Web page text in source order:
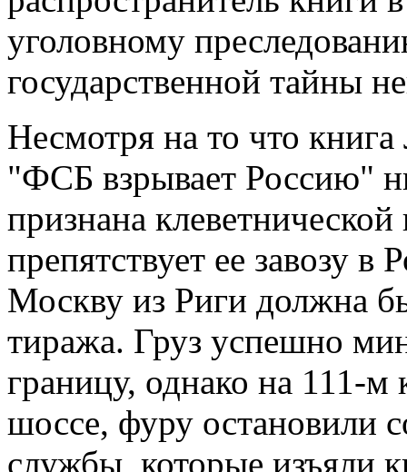
уголовному
государственной тайны
Несмотря на то что
"ФСБ взрывает Россию"
признана
препятствует ее завозу в
Москву из Риги должна
тиража. Груз успешно
границу, однако на 111-м
шоссе, фуру остановили
службы, которые изъяли